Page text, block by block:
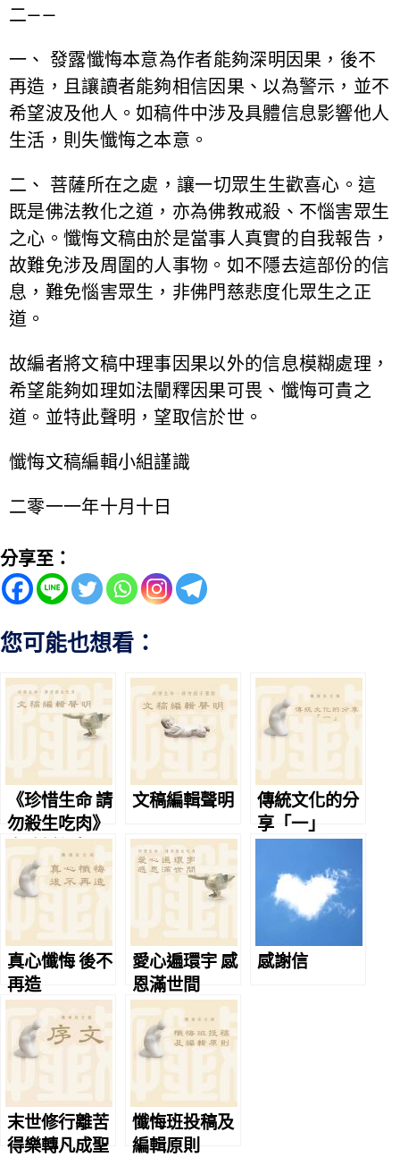
二——
一、 發露懺悔本意為作者能夠深明因果，後不
再造，且讓讀者能夠相信因果、以為警示，並不
希望波及他人。如稿件中涉及具體信息影響他人
生活，則失懺悔之本意。
二、 菩薩所在之處，讓一切眾生生歡喜心。這
既是佛法教化之道，亦為佛教戒殺、不惱害眾生
之心。懺悔文稿由於是當事人真實的自我報告，
故難免涉及周圍的人事物。如不隱去這部份的信
息，難免惱害眾生，非佛門慈悲度化眾生之正
道。
故編者將文稿中理事因果以外的信息模糊處理，
希望能夠如理如法闡釋因果可畏、懺悔可貴之
道。並特此聲明，望取信於世。
懺悔文稿編輯小組謹識
二零一一年十月十日
分享至：
您可能也想看：
《珍惜生命 請
勿殺生吃肉》
文稿編輯聲明
文稿編輯聲明
傳統文化的分
享「一」
真心懺悔 後不
再造
愛心遍環宇 感
恩滿世間
感謝信
末世修行離苦
得樂轉凡成聖
懺悔班投稿及
編輯原則